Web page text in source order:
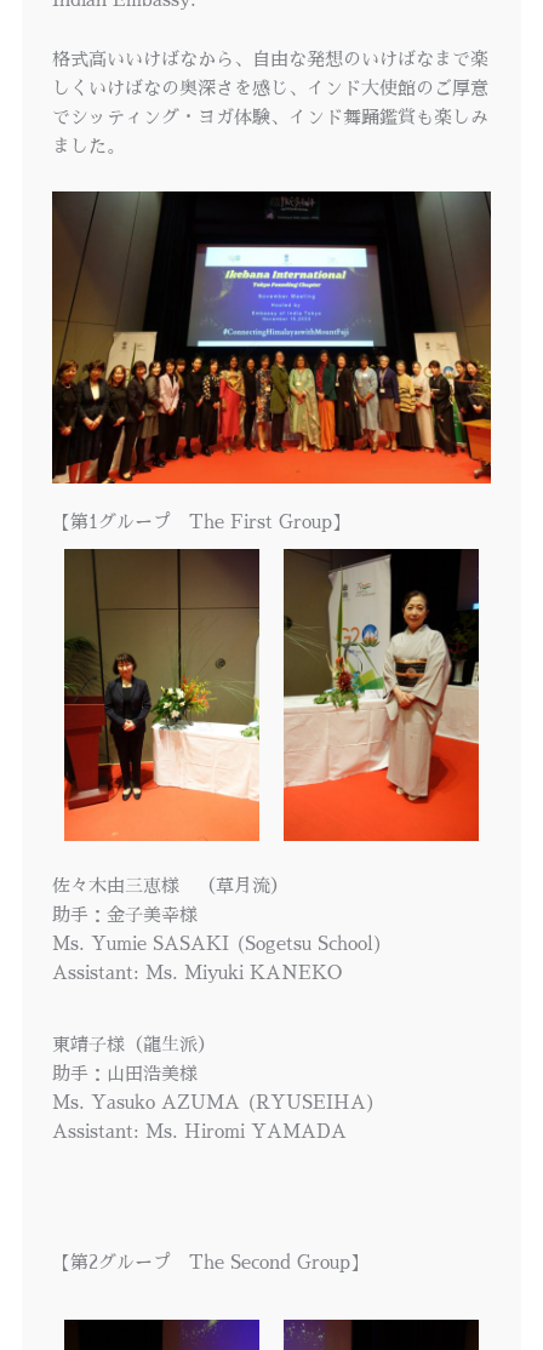
格式高いいけばなから、自由な発想のいけばなまで楽
しくいけばなの奥深さを感じ、インド大使館のご厚意
でシッティング・ヨガ体験、インド舞踊鑑賞も楽しみ
ました。
【第1グループ The First Group】
佐々木由三恵様 （草月流）
助手：金子美幸様
Ms. Yumie SASAKI (Sogetsu School)
Assistant: Ms. Miyuki KANEKO
東靖子様（龍生派）
助手：山田浩美様
Ms. Yasuko AZUMA (RYUSEIHA)
Assistant: Ms. Hiromi YAMADA
【第2グループ The Second Group】